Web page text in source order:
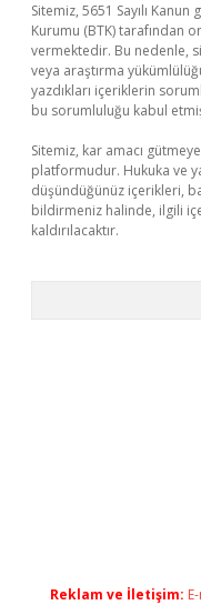
Sitemiz, 5651 Sayılı
Kurumu (BTK) tarafından
vermektedir. Bu nedenle,
veya araştırma
yazdıkları içeriklerin
bu sorumluluğu kabul
Sitemiz, kar amacı
platformudur. Hukuka ve
düşündüğünüz içerikleri,
bildirmeniz halinde, ilgili
kaldırılacaktır.
Reklam ve İletişim: